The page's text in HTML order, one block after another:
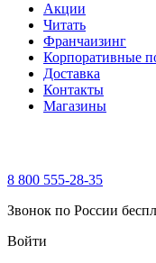
Акции
Читать
Франчаизинг
Корпоративные
Доставка
Контакты
Магазины
8 800 555-28-35
Звонок по России
Войти